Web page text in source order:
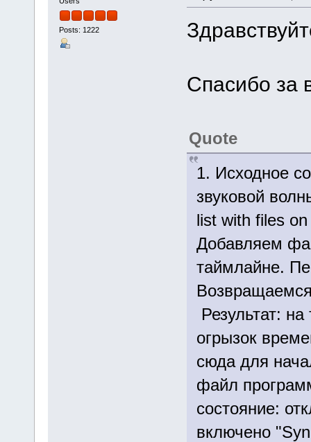
Posts: 1222
Спасибо за
Quote
1. Исходное
звуковой
list with files
Добавляем
таймлайне.
Результат:
огрызок
сюда для
файл
состояние:
включено